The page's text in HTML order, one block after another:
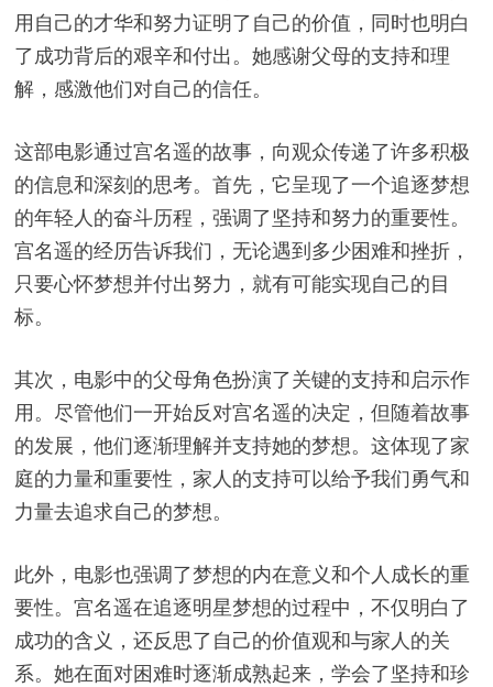
用自己的才华和努力证明了自己的价值，同时也明白
了成功背后的艰辛和付出。她感谢父母的支持和理
解，感激他们对自己的信任。
这部电影通过宫名遥的故事，向观众传递了许多积极
的信息和深刻的思考。首先，它呈现了一个追逐梦想
的年轻人的奋斗历程，强调了坚持和努力的重要性。
宫名遥的经历告诉我们，无论遇到多少困难和挫折，
只要心怀梦想并付出努力，就有可能实现自己的目
标。
其次，电影中的父母角色扮演了关键的支持和启示作
用。尽管他们一开始反对宫名遥的决定，但随着故事
的发展，他们逐渐理解并支持她的梦想。这体现了家
庭的力量和重要性，家人的支持可以给予我们勇气和
力量去追求自己的梦想。
此外，电影也强调了梦想的内在意义和个人成长的重
要性。宫名遥在追逐明星梦想的过程中，不仅明白了
成功的含义，还反思了自己的价值观和与家人的关
系。她在面对困难时逐渐成熟起来，学会了坚持和珍